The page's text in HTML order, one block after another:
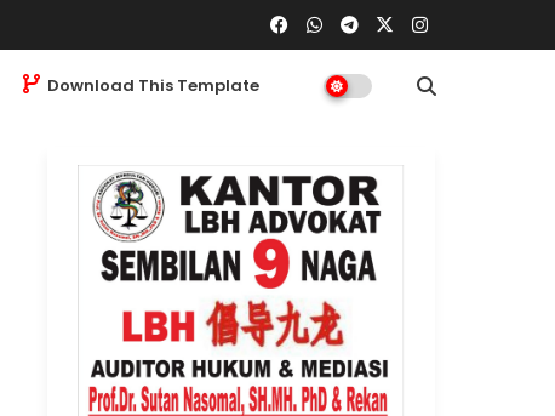
Download This Template